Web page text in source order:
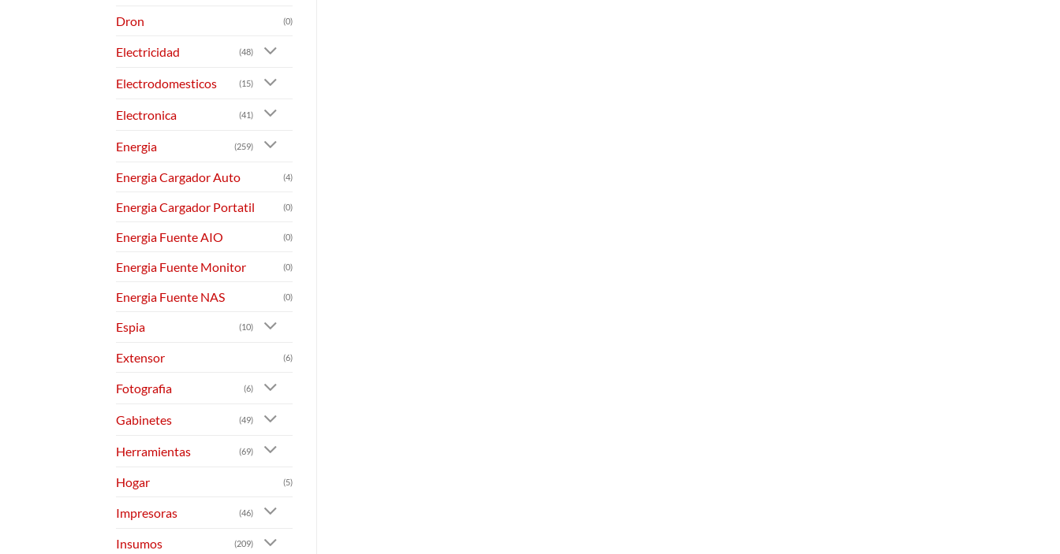
Dron (0)
Electricidad (48)
Electrodomesticos (15)
Electronica (41)
Energia (259)
Energia Cargador Auto (4)
Energia Cargador Portatil (0)
Energia Fuente AIO (0)
Energia Fuente Monitor (0)
Energia Fuente NAS (0)
Espia (10)
Extensor (6)
Fotografia (6)
Gabinetes (49)
Herramientas (69)
Hogar (5)
Impresoras (46)
Insumos (209)